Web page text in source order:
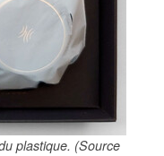
plastique. (Source